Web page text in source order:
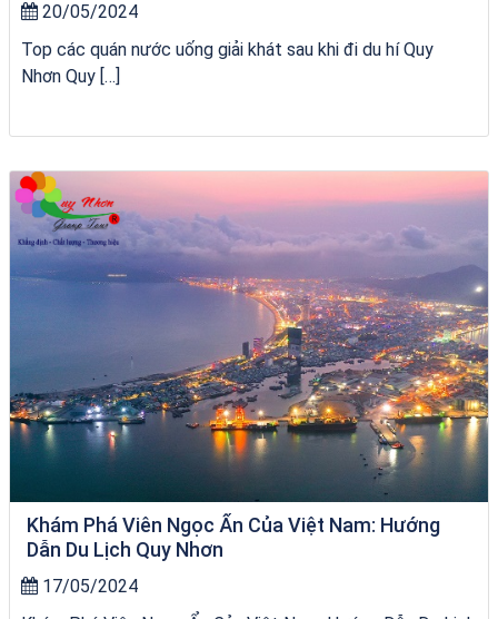
20/05/2024
Top các quán nước uống giải khát sau khi đi du hí Quy
Nhơn Quy […]
Khám Phá Viên Ngọc Ẩn Của Việt Nam: Hướng
Dẫn Du Lịch Quy Nhơn
17/05/2024